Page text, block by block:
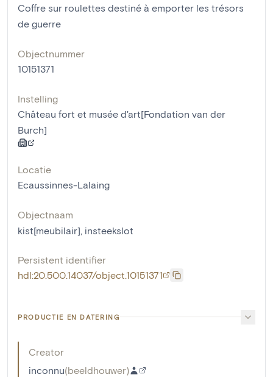
Coffre sur roulettes destiné à emporter les trésors
de guerre
Objectnummer
10151371
Instelling
Château fort et musée d'art[Fondation van der
Burch]
Locatie
Ecaussinnes-Lalaing
Objectnaam
kist[meubilair] insteekslot
Persistent identifier
hdl:20.500.14037/object.10151371
PRODUCTIE EN DATERING
Creator
inconnu(beeldhouwer)